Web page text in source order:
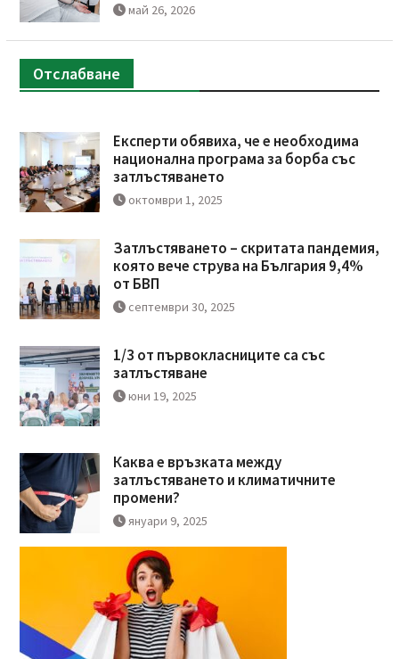
май 26, 2026
Отслабване
Експерти обявиха, че е необходима
национална програма за борба със
затлъстяването
октомври 1, 2025
Затлъстяването – скритата пандемия,
която вече струва на България 9,4%
от БВП
септември 30, 2025
1/3 от първокласниците са със
затлъстяване
юни 19, 2025
Каква е връзката между
затлъстяването и климатичните
промени?
януари 9, 2025